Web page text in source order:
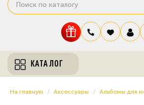
КАТАЛОГ
На главную Аксессуары Альбомы для